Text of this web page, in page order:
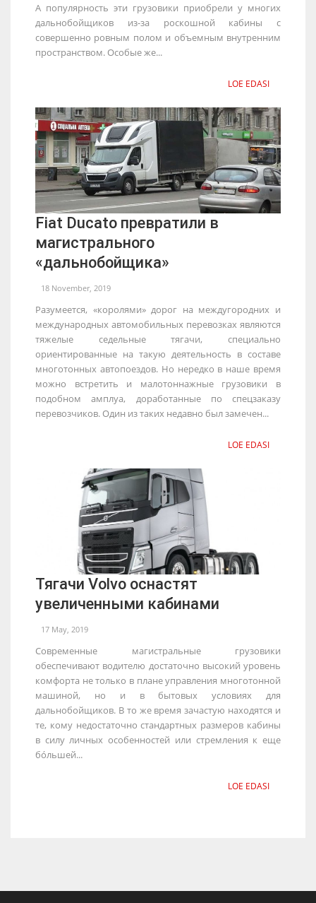
А популярность эти грузовики приобрели у многих
дальнобойщиков из-за роскошной кабины с
совершенно ровным полом и объемным внутренним
пространством. Особые же...
LOE EDASI
Fiat Ducato превратили в
магистрального
«дальнобойщика»
18 November, 2019
Разумеется, «королями» дорог на междугородних и
международных автомобильных перевозках являются
тяжелые седельные тягачи, специально
ориентированные на такую деятельность в составе
многотонных автопоездов. Но нередко в наше время
можно встретить и малотоннажные грузовики в
подобном амплуа, доработанные по спецзаказу
перевозчиков. Один из таких недавно был замечен...
LOE EDASI
Тягачи Volvo оснастят
увеличенными кабинами
17 May, 2019
Современные магистральные грузовики
обеспечивают водителю достаточно высокий уровень
комфорта не только в плане управления многотонной
машиной, но и в бытовых условиях для
дальнобойщиков. В то же время зачастую находятся и
те, кому недостаточно стандартных размеров кабины
в силу личных особенностей или стремления к еще
бо́льшей...
LOE EDASI